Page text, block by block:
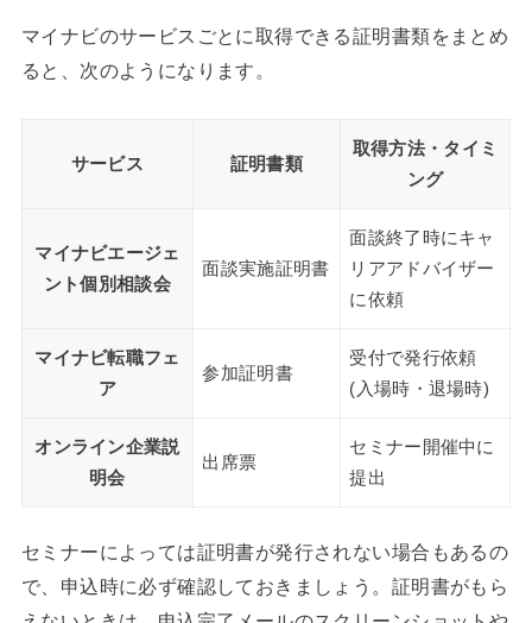
マイナビのサービスごとに取得できる証明書類をまとめ
ると、次のようになります。
サービス 証明書類
取得方法・タイミ
ング
マイナビエージェ
ント個別相談会
面談実施証明書
面談終了時にキャ
リアアドバイザー
に依頼
マイナビ転職フェ
ア
参加証明書
受付で発行依頼
(入場時・退場時)
オンライン企業説
明会
出席票
セミナー開催中に
提出
セミナーによっては証明書が発行されない場合もあるの
で、申込時に必ず確認しておきましょう。証明書がもら